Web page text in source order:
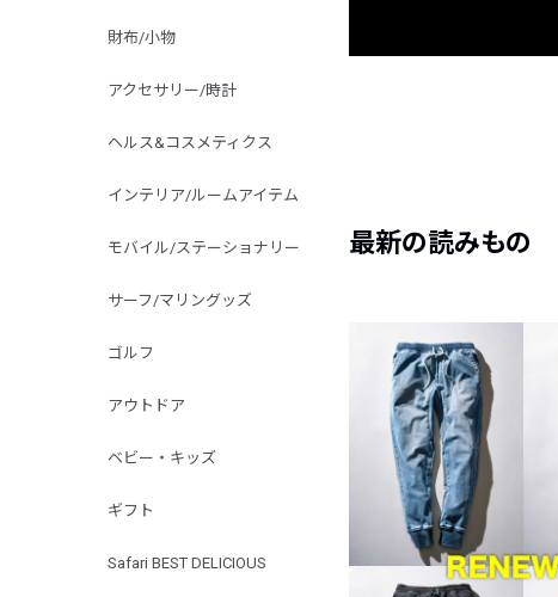
財布/小物
アクセサリー/時計
ヘルス&コスメティクス
インテリア/ルームアイテム
モバイル/ステーショナリー
サーフ/マリングッズ
ゴルフ
アウトドア
ベビー・キッズ
ギフト
Safari BEST DELICIOUS
最新の読みもの